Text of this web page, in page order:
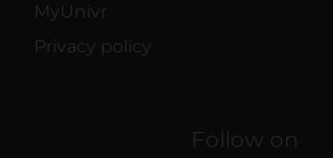
MyUnivr
Privacy policy
Follow on